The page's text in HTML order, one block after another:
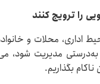
را ترویج کنند
اداری، محلات و
مدیریت شود،
بگذاریم.